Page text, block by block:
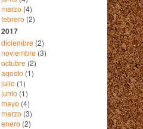
marzo (4)
febrero (2)
2017
diciembre (2)
noviembre (3)
octubre (2)
agosto (1)
julio (1)
junio (1)
mayo (4)
marzo (3)
enero (2)